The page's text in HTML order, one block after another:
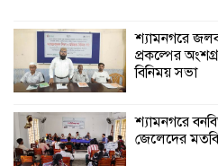
শ্যামনগরে
প্রকল্পের
বিনিময় সভা
শ্যামনগরে
জেলেদের